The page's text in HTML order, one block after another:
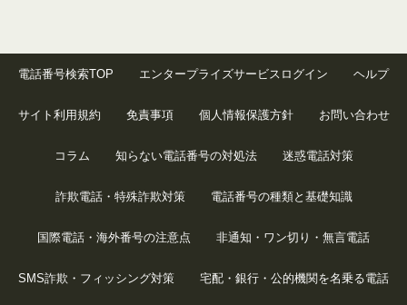
電話番号検索TOP エンタープライズサービスログイン ヘルプ
サイト利用規約 免責事項 個人情報保護方針 お問い合わせ
コラム 知らない電話番号の対処法 迷惑電話対策
詐欺電話・特殊詐欺対策 電話番号の種類と基礎知識
国際電話・海外番号の注意点 非通知・ワン切り・無言電話
SMS詐欺・フィッシング対策 宅配・銀行・公的機関を名乗る電話